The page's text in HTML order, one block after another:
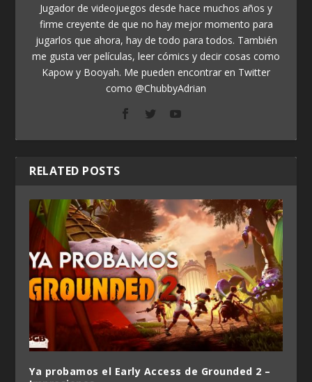
Jugador de videojuegos desde hace muchos años y
firme creyente de que no hay mejor momento para
jugarlos que ahora, hay de todo para todos. También
me gusta ver películas, leer cómics y decir cosas como
Kapow y Booyah. Me pueden encontrar en Twitter
como @ChubbyAdrian
RELATED POSTS
Ya probamos el Early Access de Grounded 2 –